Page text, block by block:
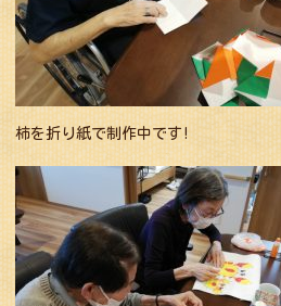
柿を折り紙で制作中です!